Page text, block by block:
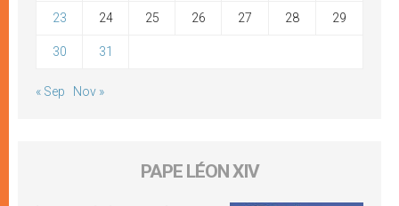
23 24 25 26 27 28 29
30 31
« Sep Nov »
PAPE LÉON XIV